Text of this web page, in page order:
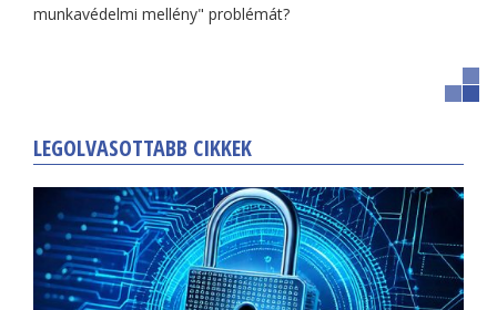
munkavédelmi mellény" problémát?
LEGOLVASOTTABB CIKKEK